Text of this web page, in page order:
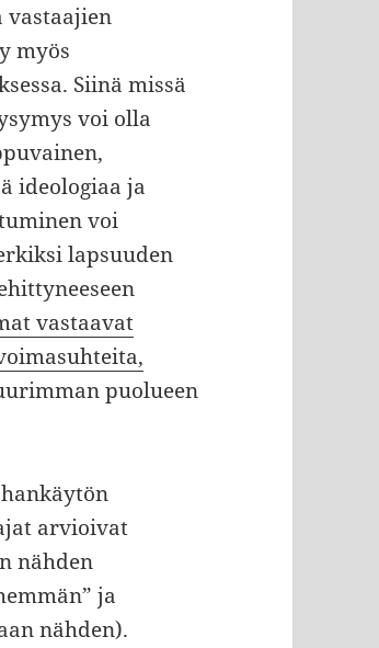
vastaajien
myös
Siinä missä
voi olla
ideologiaa ja
voi
lapsuuden
vastaavat
puolueen
arvioivat
nähden
ja
nähden).